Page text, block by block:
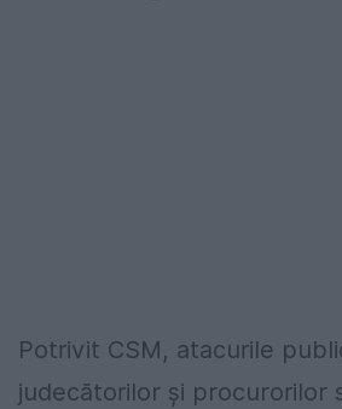
Potrivit CSM, atacurile
judecătorilor și procurorilor